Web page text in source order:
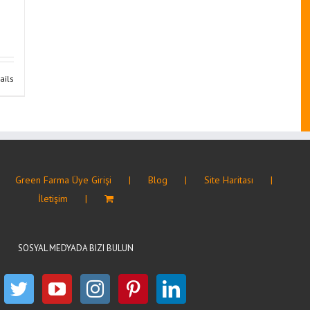
Green Farma Üye Girişi Blog
Site Haritası
İletişim
SOSYAL MEDYADA BIZI BULUN